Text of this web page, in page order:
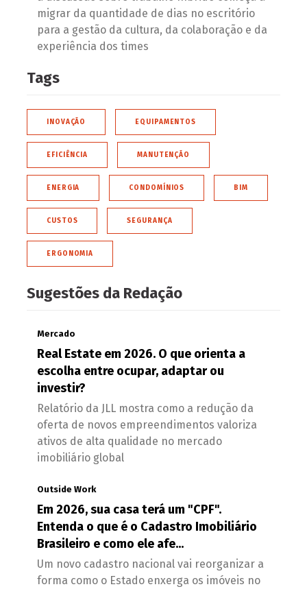
migrar da quantidade de dias no escritório
para a gestão da cultura, da colaboração e da
experiência dos times
Tags
INOVAÇÃO EQUIPAMENTOS
EFICIÊNCIA MANUTENÇÃO
ENERGIA CONDOMÍNIOS BIM
CUSTOS SEGURANÇA
ERGONOMIA
Sugestões da Redação
Mercado
Real Estate em 2026. O que orienta a
escolha entre ocupar, adaptar ou
investir?
Relatório da JLL mostra como a redução da
oferta de novos empreendimentos valoriza
ativos de alta qualidade no mercado
imobiliário global
Outside Work
Em 2026, sua casa terá um "CPF".
Entenda o que é o Cadastro Imobiliário
Brasileiro e como ele afe...
Um novo cadastro nacional vai reorganizar a
forma como o Estado enxerga os imóveis no